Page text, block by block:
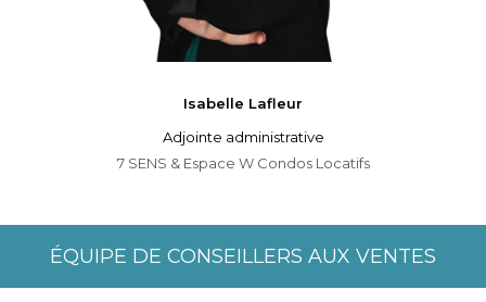
Isabelle Lafleur
Adjointe administrative
7 SENS & Espace W Condos Locatifs
ÉQUIPE DE CONSEILLERS AUX VENTES